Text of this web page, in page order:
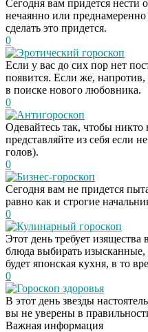
Сегодня вам придется нести
нечаянно или
сделать это придется.
0
Эротический гороскоп
Если у вас до сих пор нет
появится. Если же, напротив,
в поиске нового любовника.
0
Антигороскоп
Одевайтесь так, чтобы
представляйте из себя если
голов).
0
Бизнес-гороскоп
Сегодня вам не придется
равно как и строгие
0
Кулинарный гороскоп
Этот день требует
блюда выбирать изысканные,
будет японская кухня, в то
0
Гороскоп здоровья
В этот день звезды
вы не уверены в
Важная информация